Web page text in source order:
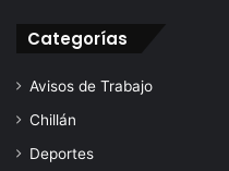
Categorías
Avisos de Trabajo
Chillán
Deportes